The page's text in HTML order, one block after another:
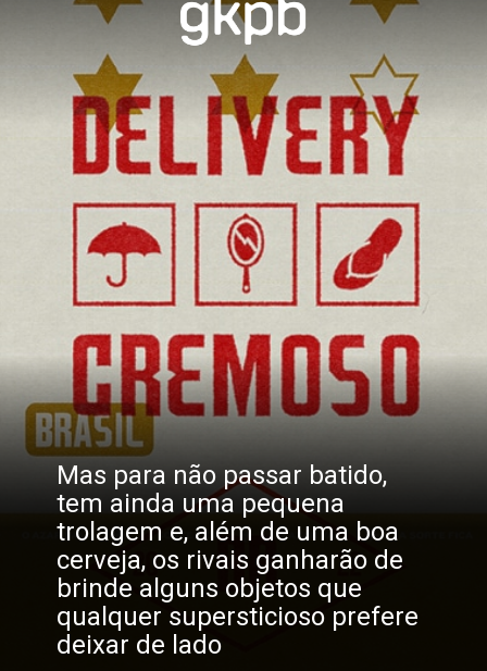
Mas para não passar batido,
tem ainda uma pequena
trolagem e, além de uma boa
cerveja, os rivais ganharão de
brinde alguns objetos que
qualquer supersticioso prefere
deixar de lado